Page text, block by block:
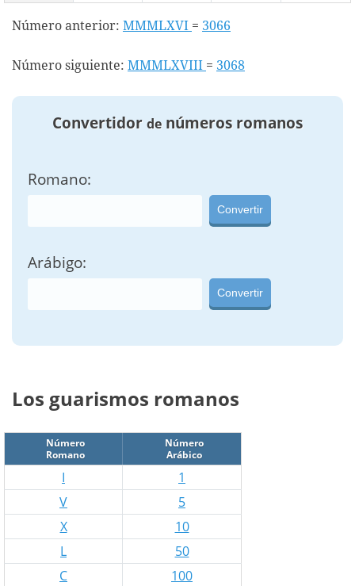
Número anterior: MMMLXVI = 3066
Número siguiente: MMMLXVIII = 3068
Convertidor de números romanos
Romano:
Convertir
Arábigo:
Convertir
Los guarismos romanos
Número
Romano
Número
Arábico
I
1
V
5
X
10
L
50
C
100